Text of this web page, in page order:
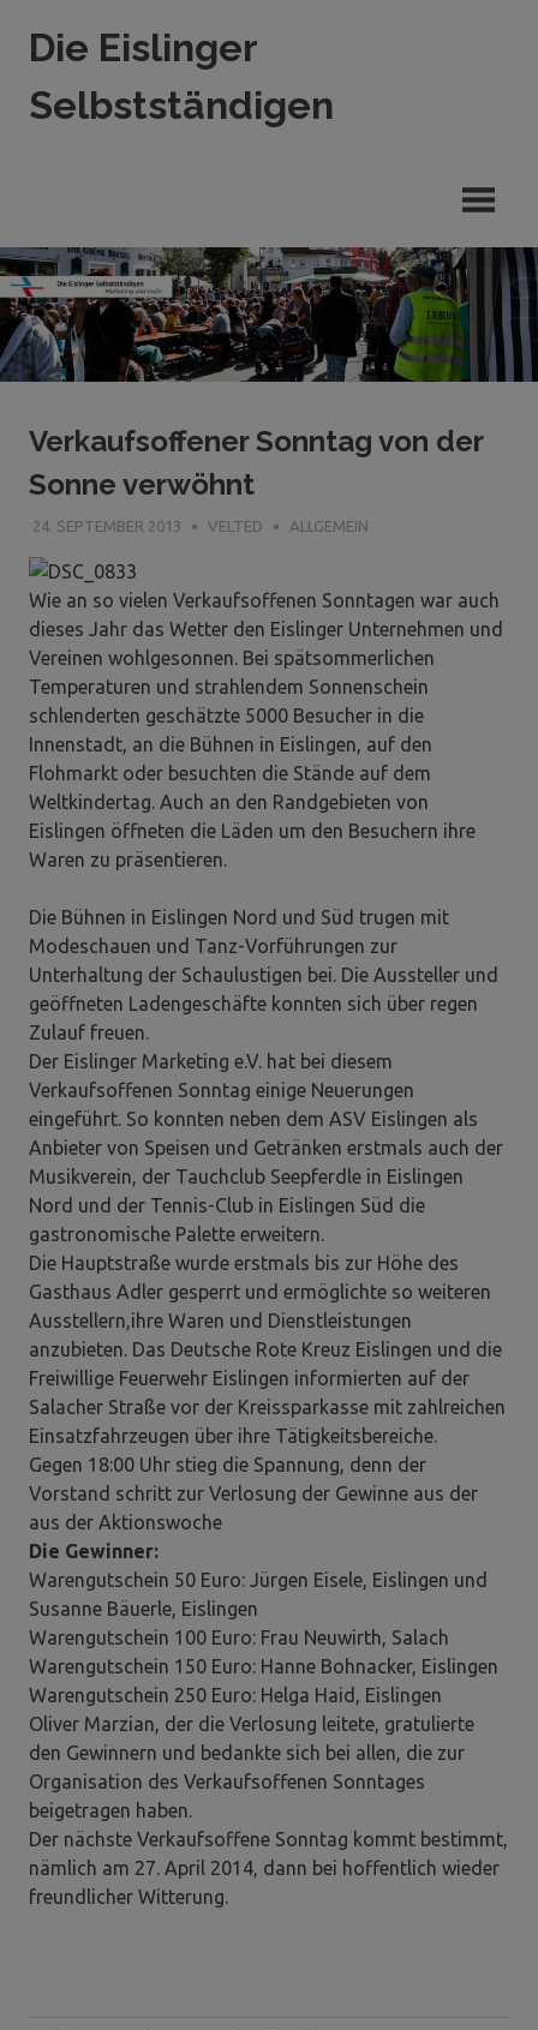
InhaltDie Eislinger
Selbstständigen
in
Hande,
Handwerk
und
Dienstleistung
Verkaufsoffener Sonntag von der
Sonne verwöhnt
24. SEPTEMBER 2013 VELTED ALLGEMEIN
Wie an so vielen Verkaufsoffenen Sonntagen war auch
dieses Jahr das Wetter den Eislinger Unternehmen und
Vereinen wohlgesonnen. Bei spätsommerlichen
Temperaturen und strahlendem Sonnenschein
schlenderten geschätzte 5000 Besucher in die
Innenstadt, an die Bühnen in Eislingen, auf den
Flohmarkt oder besuchten die Stände auf dem
Weltkindertag. Auch an den Randgebieten von
Eislingen öffneten die Läden um den Besuchern ihre
Waren zu präsentieren.
Die Bühnen in Eislingen Nord und Süd trugen mit
Modeschauen und Tanz-Vorführungen zur
Unterhaltung der Schaulustigen bei. Die Aussteller und
geöffneten Ladengeschäfte konnten sich über regen
Zulauf freuen.
Der Eislinger Marketing e.V. hat bei diesem
Verkaufsoffenen Sonntag einige Neuerungen
eingeführt. So konnten neben dem ASV Eislingen als
Anbieter von Speisen und Getränken erstmals auch der
Musikverein, der Tauchclub Seepferdle in Eislingen
Nord und der Tennis-Club in Eislingen Süd die
gastronomische Palette erweitern.
Die Hauptstraße wurde erstmals bis zur Höhe des
Gasthaus Adler gesperrt und ermöglichte so weiteren
Ausstellern,ihre Waren und Dienstleistungen
anzubieten. Das Deutsche Rote Kreuz Eislingen und die
Freiwillige Feuerwehr Eislingen informierten auf der
Salacher Straße vor der Kreissparkasse mit zahlreichen
Einsatzfahrzeugen über ihre Tätigkeitsbereiche.
Gegen 18:00 Uhr stieg die Spannung, denn der
Vorstand schritt zur Verlosung der Gewinne aus der
aus der Aktionswoche
Die Gewinner:
Warengutschein 50 Euro: Jürgen Eisele, Eislingen und
Susanne Bäuerle, Eislingen
Warengutschein 100 Euro: Frau Neuwirth, Salach
Warengutschein 150 Euro: Hanne Bohnacker, Eislingen
Warengutschein 250 Euro: Helga Haid, Eislingen
Oliver Marzian, der die Verlosung leitete, gratulierte
den Gewinnern und bedankte sich bei allen, die zur
Organisation des Verkaufsoffenen Sonntages
beigetragen haben.
Der nächste Verkaufsoffene Sonntag kommt bestimmt,
nämlich am 27. April 2014, dann bei hoffentlich wieder
freundlicher Witterung.